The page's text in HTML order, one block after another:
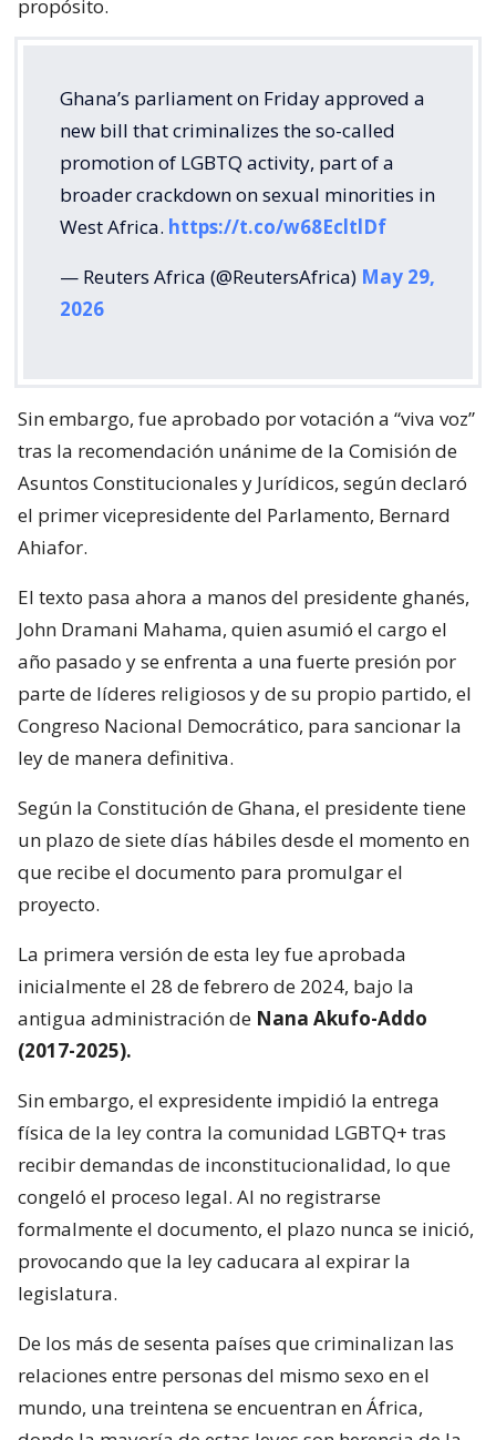
propósito.
Ghana’s parliament on Friday approved a
new bill that criminalizes the so-called
promotion of LGBTQ activity, part of a
broader crackdown on sexual minorities in
West Africa. https://t.co/w68EcltlDf
— Reuters Africa (@ReutersAfrica) May 29,
2026
Sin embargo, fue aprobado por votación a “viva voz”
tras la recomendación unánime de la Comisión de
Asuntos Constitucionales y Jurídicos, según declaró
el primer vicepresidente del Parlamento, Bernard
Ahiafor.
El texto pasa ahora a manos del presidente ghanés,
John Dramani Mahama, quien asumió el cargo el
año pasado y se enfrenta a una fuerte presión por
parte de líderes religiosos y de su propio partido, el
Congreso Nacional Democrático, para sancionar la
ley de manera definitiva.
Según la Constitución de Ghana, el presidente tiene
un plazo de siete días hábiles desde el momento en
que recibe el documento para promulgar el
proyecto.
La primera versión de esta ley fue aprobada
inicialmente el 28 de febrero de 2024, bajo la
antigua administración de Nana Akufo-Addo
(2017-2025).
Sin embargo, el expresidente impidió la entrega
física de la ley contra la comunidad LGBTQ+ tras
recibir demandas de inconstitucionalidad, lo que
congeló el proceso legal. Al no registrarse
formalmente el documento, el plazo nunca se inició,
provocando que la ley caducara al expirar la
legislatura.
De los más de sesenta países que criminalizan las
relaciones entre personas del mismo sexo en el
mundo, una treintena se encuentran en África,